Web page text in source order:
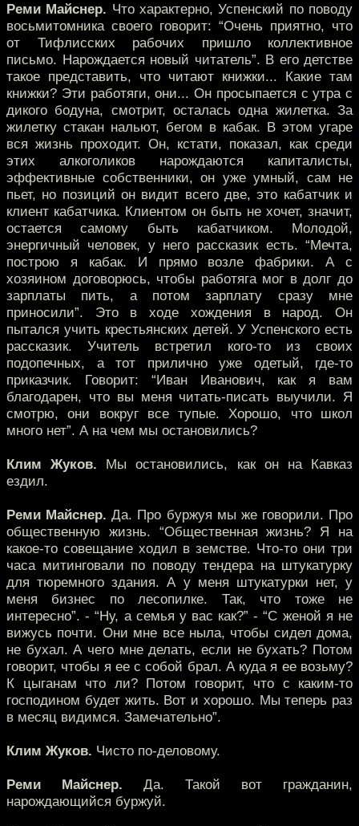
Реми Майснер. Что характерно, Успенский по поводу
восьмитомника своего говорит: “Очень приятно, что
от Тифлисских рабочих пришло коллективное
письмо. Нарождается новый читатель”. В его детстве
такое представить, что читают книжки... Какие там
книжки? Эти работяги, они... Он просыпается с утра с
дикого бодуна, смотрит, осталась одна жилетка. За
жилетку стакан нальют, бегом в кабак. В этом угаре
вся жизнь проходит. Он, кстати, показал, как среди
этих алкоголиков нарождаются капиталисты,
эффективные собственники, он уже умный, сам не
пьет, но позиций он видит всего две, это кабатчик и
клиент кабатчика. Клиентом он быть не хочет, значит,
остается самому быть кабатчиком. Молодой,
энергичный человек, у него рассказик есть. “Мечта,
построю я кабак. И прямо возле фабрики. А с
хозяином договорюсь, чтобы работяга мог в долг до
зарплаты пить, а потом зарплату сразу мне
приносили”. Это в ходе хождения в народ. Он
пытался учить крестьянских детей. У Успенского есть
рассказик. Учитель встретил кого-то из своих
подопечных, а тот прилично уже одетый, где-то
приказчик. Говорит: “Иван Иванович, как я вам
благодарен, что вы меня читать-писать выучили. Я
смотрю, они вокруг все тупые. Хорошо, что школ
много нет”. А на чем мы остановились?
Клим Жуков. Мы остановились, как он на Кавказ
ездил.
Реми Майснер. Да. Про буржуя мы же говорили. Про
общественную жизнь. “Общественная жизнь? Я на
какое-то совещание ходил в земстве. Что-то они три
часа митинговали по поводу тендера на штукатурку
для тюремного здания. А у меня штукатурки нет, у
меня бизнес по лесопилке. Так, что тоже не
интересно”. - “Ну, а семья у вас как?” - “С женой я не
вижусь почти. Они мне все ныла, чтобы сидел дома,
не бухал. А чего мне делать, если не бухать? Потом
говорит, чтобы я ее с собой брал. А куда я ее возьму?
К цыганам что ли? Потом говорит, что с каким-то
господином будет жить. Вот и хорошо. Мы теперь раз
в месяц видимся. Замечательно”.
Клим Жуков. Чисто по-деловому.
Реми Майснер. Да. Такой вот гражданин,
нарождающийся буржуй.